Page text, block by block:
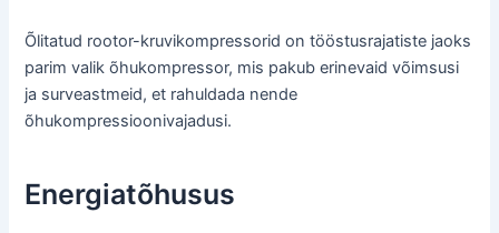
Õlitatud rootor-kruvikompressorid on tööstusrajatiste jaoks
parim valik õhukompressor, mis pakub erinevaid võimsusi
ja surveastmeid, et rahuldada nende
õhukompressioonivajadusi.
Energiatõhusus